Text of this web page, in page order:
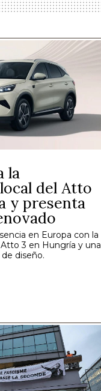
la
del Atto
y presenta
en Europa con la
3 en Hungría y una
diseño.